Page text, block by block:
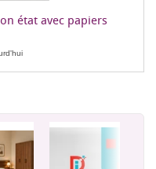
état avec papiers